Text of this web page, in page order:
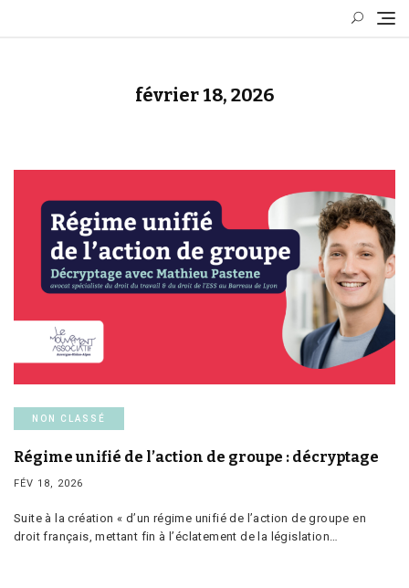
février 18, 2026
NON CLASSÉ
Régime unifié de l’action de groupe : décryptage
FÉV 18, 2026
Suite à la création « d’un régime unifié de l’action de groupe en
droit français, mettant fin à l’éclatement de la législation…